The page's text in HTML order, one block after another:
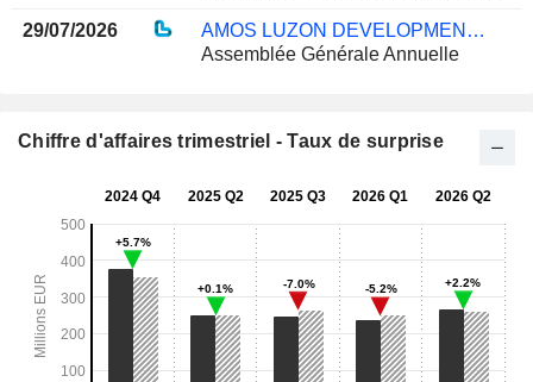
29/07/2026
AMOS LUZON DEVELOPMENT AND ENERGY GROUP LTD
Assemblée Générale Annuelle
Chiffre d'affaires trimestriel - Taux de surprise